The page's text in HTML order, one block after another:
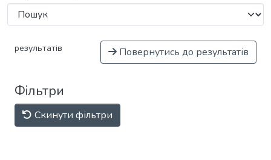
результатів Повернутись до результатів
Фільтри
Скинути фільтри